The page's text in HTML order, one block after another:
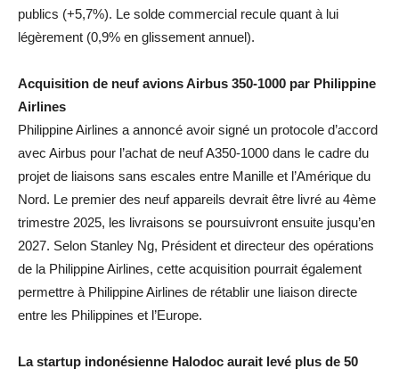
publics (+5,7%). Le solde commercial recule quant à lui
légèrement (0,9% en glissement annuel).
Acquisition de neuf avions Airbus 350-1000 par Philippine
Airlines
Philippine Airlines a annoncé avoir signé un protocole d’accord
avec Airbus pour l’achat de neuf A350-1000 dans le cadre du
projet de liaisons sans escales entre Manille et l’Amérique du
Nord. Le premier des neuf appareils devrait être livré au 4ème
trimestre 2025, les livraisons se poursuivront ensuite jusqu’en
2027. Selon Stanley Ng, Président et directeur des opérations
de la Philippine Airlines, cette acquisition pourrait également
permettre à Philippine Airlines de rétablir une liaison directe
entre les Philippines et l’Europe.
La startup indonésienne Halodoc aurait levé plus de 50